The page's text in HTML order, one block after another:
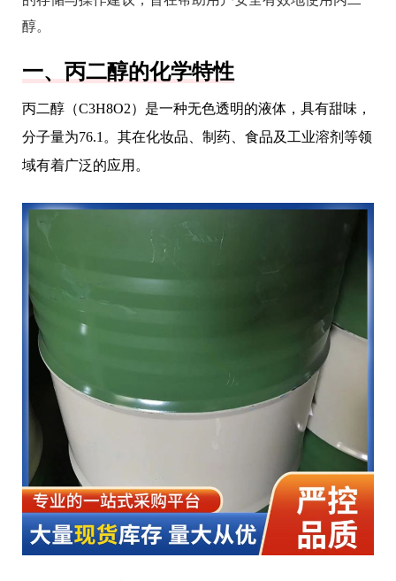
醇。
一、丙二醇的化学特性
丙二醇（C3H8O2）是一种无色透明的液体，具有甜味，
分子量为76.1。其在化妆品、制药、食品及工业溶剂等领
域有着广泛的应用。